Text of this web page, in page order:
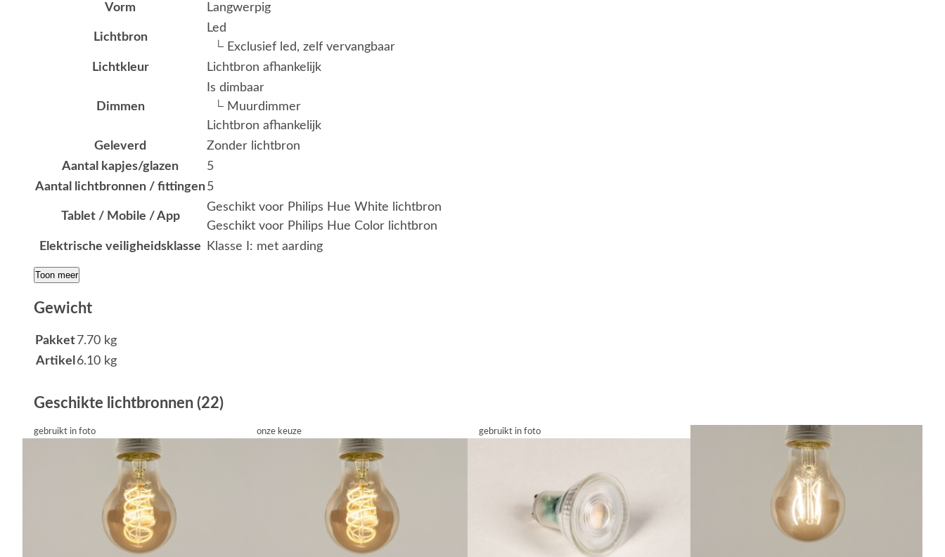
Vorm
Langwerpig
Lichtbron
Led
└ Exclusief led, zelf vervangbaar
Lichtkleur
Lichtbron afhankelijk
Dimmen
Is dimbaar
└ Muurdimmer
Lichtbron afhankelijk
Geleverd
Zonder lichtbron
Aantal kapjes/glazen
5
Aantal lichtbronnen / fittingen5
Tablet / Mobile / App
Geschikt voor Philips Hue White lichtbron
Geschikt voor Philips Hue Color lichtbron
Elektrische veiligheidsklasse
Klasse I: met aarding
Toon meer
Gewicht
Pakket7.70 kg
Artikel 6.10 kg
Geschikte lichtbronnen (22)
gebruikt in foto onze keuze gebruikt in foto